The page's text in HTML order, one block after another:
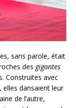
sans parole, était
des gigantes
Construites avec
dansaient leur
de l’autre,